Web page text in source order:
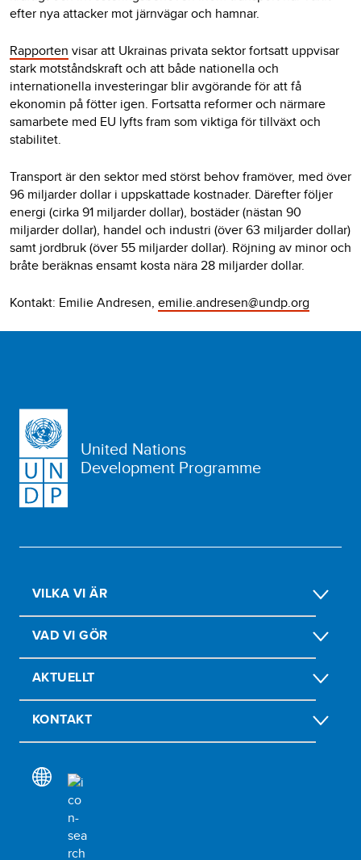
efter nya attacker mot järnvägar och hamnar.
Rapporten visar att Ukrainas privata sektor fortsatt uppvisar
stark motståndskraft och att både nationella och
internationella investeringar blir avgörande för att få
ekonomin på fötter igen. Fortsatta reformer och närmare
samarbete med EU lyfts fram som viktiga för tillväxt och
stabilitet.
Transport är den sektor med störst behov framöver, med över
96 miljarder dollar i uppskattade kostnader. Därefter följer
energi (cirka 91 miljarder dollar), bostäder (nästan 90
miljarder dollar), handel och industri (över 63 miljarder dollar)
samt jordbruk (över 55 miljarder dollar). Röjning av minor och
bråte beräknas ensamt kosta nära 28 miljarder dollar.
Kontakt: Emilie Andresen, emilie.andresen@undp.org
United Nations
Development Programme
VILKA VI ÄR
VAD VI GÖR
AKTUELLT
KONTAKT